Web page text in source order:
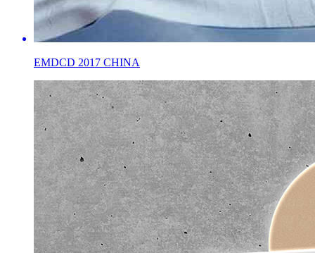
EMDCD 2017 CHINA